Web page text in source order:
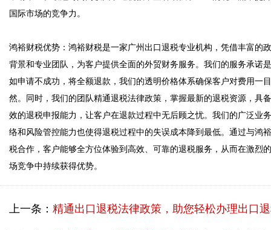
国际市场的竞争力。
鸿裕财税优势：鸿裕财税是一家广州出口退税专业机构，凭借丰富的
背景和专业团队，为客户提供全面的外贸财务服务。我们的服务承诺
如申请不成功，将全额退款，我们的透明价格体系确保客户对费用一
然。同时，我们的团队精通退税法律政策，掌握最新的退税资源，具
效的退税申报能力，让客户在退款过程中无后顾之忧。我们的广泛业
络和风险管控能力也使得退税过程中的失误成本降到最低。通过与鸿
税合作，客户能够全方位体验到高效、可靠的退税服务，从而在激烈
上一条： 精通出口退税法律政策，助您轻松办理出口